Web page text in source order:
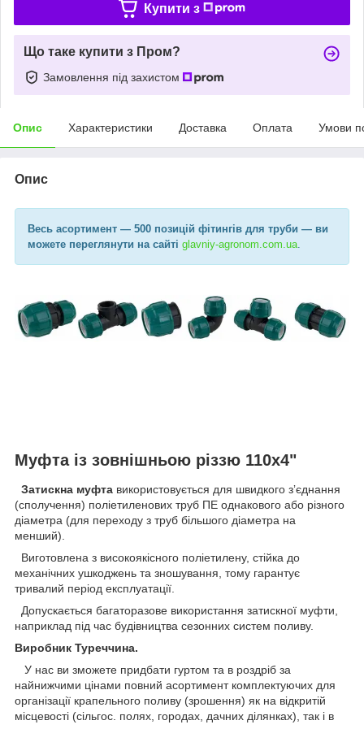
Купити з
Що таке купити з Пром?
Замовлення під захистом
Опис Характеристики Доставка Оплата Умови
Опис
Весь асортимент — 500 позицій фітингів для труби — ви
можете переглянути на сайті glavniy-agronom.com.ua​
Муфта із зовнішньою різзю 110х4"
Затискна муфта використовується для швидкого зʼєднання
(сполучення) поліетиленових труб ПЕ однакового або різного
діаметра (для переходу з труб більшого діаметра на
менший).
Виготовлена з високоякісного поліетилену, стійка до
механічних ушкоджень та зношування, тому гарантує
тривалий період експлуатації.
Допускається багаторазове використання затискної муфти,
наприклад під час будівництва сезонних систем поливу.
Виробник Туреччина.
У нас ви зможете придбати гуртом та в роздріб за
найнижчими цінами повний асортимент комплектуючих для
організації крапельного поливу (зрошення) як на відкритій
місцевості (сільгос. полях, городах, дачних ділянках), так і в